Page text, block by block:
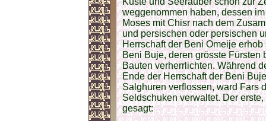
weggenommen haben, dessen
Moses mit Chisr nach dem
und persischen oder persischen
Herrschaft der Beni Omeije
Beni Buje, deren grösste Fürsten
Bauten verherrlichten. Während
Ende der Herrschaft der Beni
Salghuren verflossen, ward Fars
Seldschuken verwaltet. Der
gesagt: